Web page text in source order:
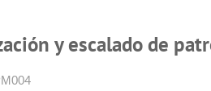
y escalado de